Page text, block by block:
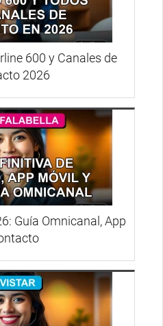
600 y Canales de
2026
Guía Omnicanal, App